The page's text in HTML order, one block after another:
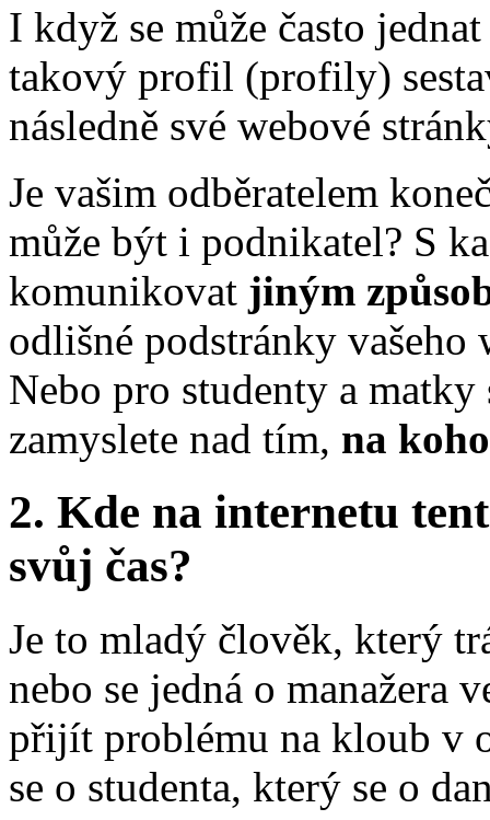
I když se může často
takový profil (profily)
následně své webové
Je vašim odběratelem
může být i podnikatel? S
komunikovat jiným
odlišné podstránky
Nebo pro studenty a
zamyslete nad tím, na
2. Kde na internetu
svůj čas?
Je to mladý člověk, který
nebo se jedná o manažera
přijít problému na kloub v
se o studenta, který se o